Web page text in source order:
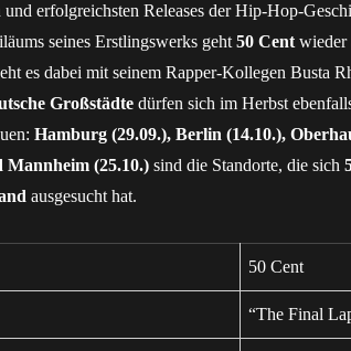
und erfolgreichsten Releases der Hip-Hop-
seines Erstlingswerks geht50 Cent wieder
es dabei mit seinem Rapper-Kollegen Busta
Großstädte dürfen sich im Herbst
Hamburg (29.09.), Berlin (14.10.),
Mannheim (25.10.) sind die Standorte, die sich
ausgesucht hat.
50 Cent
“The Final